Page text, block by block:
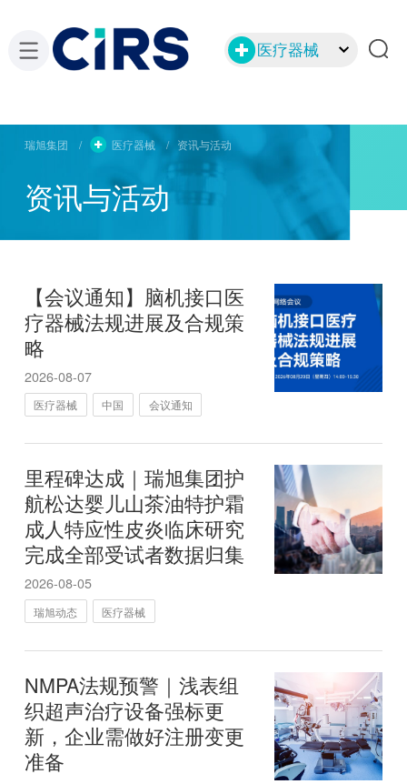
医疗器械
瑞旭集团 医疗器械 资讯与活动
资讯与活动
【会议通知】脑机接口医
疗器械法规进展及合规策
略
2026-08-07
医疗器械 中国 会议通知
里程碑达成｜瑞旭集团护
航松达婴儿山茶油特护霜
成人特应性皮炎临床研究
完成全部受试者数据归集
2026-08-05
瑞旭动态 医疗器械
NMPA法规预警｜浅表组
织超声治疗设备强标更
新，企业需做好注册变更
准备